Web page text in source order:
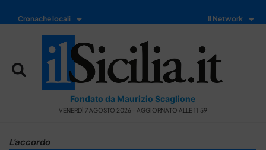
Cronache locali Il Network
Fondato da Maurizio Scaglione
VENERDÌ 7 AGOSTO 2026 - AGGIORNATO ALLE 11:59
L’accordo